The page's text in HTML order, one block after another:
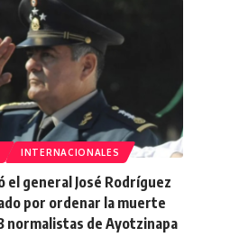
INTERNACIONALES
el general José Rodríguez
por ordenar la muerte
normalistas de Ayotzinapa